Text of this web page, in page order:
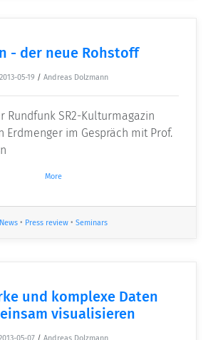
- der neue Rohstoff
2013-05-19 / Andreas Dolzmann
Rundfunk SR2-Kulturmagazin
Erdmenger im Gespräch mit Prof.
More
News • Press review • Seminars
und komplexe Daten
visualisieren